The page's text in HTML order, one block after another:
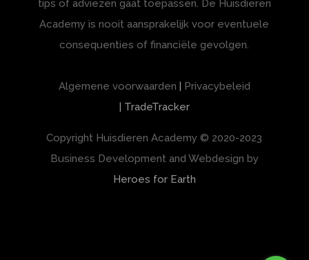
tips of adviezen gaat toepassen. De Huisdieren
Academy is nooit aansprakelijk voor eventuele
consequenties of financiële gevolgen.
Algemene voorwaarden
Privacybeleid
| TradeTracker
Copyright Huisdieren Academy© 2020-2023
Business Development and Webdesign by
Heroes for Earth